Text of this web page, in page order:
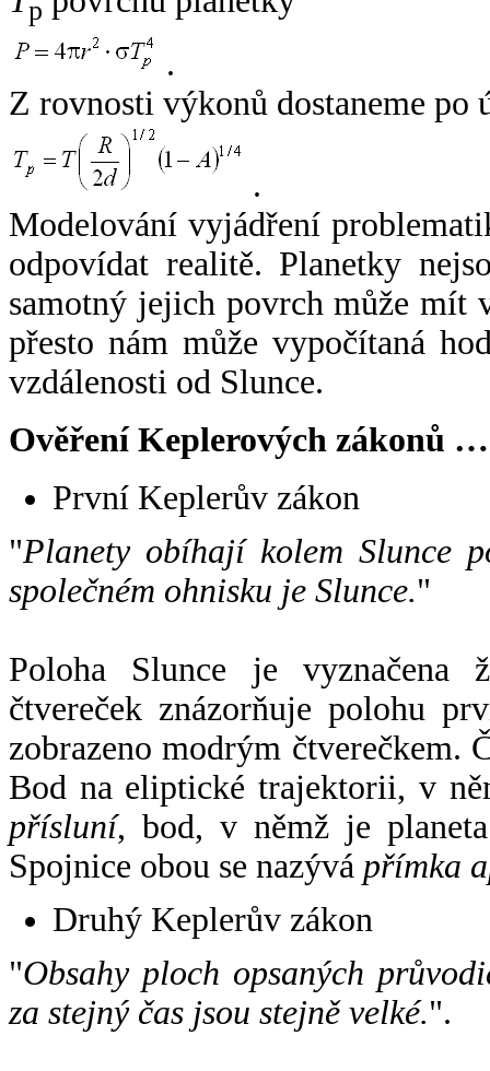
p
.
Z rovnosti výkonů dostaneme po
.
Modelování vyjádření
odpovídat realitě. Planetky
samotný jejich povrch může mít
přesto nám může vypočítaná
vzdálenosti od Slunce.
Ověření Keplerových zákonů …
První Keplerův zákon
"Planety obíhají kolem Slunce
společném ohnisku je Slunce."
Poloha Slunce je vyznačena
čtvereček znázorňuje polohu
zobrazeno modrým čtverečkem.
Bod na eliptické trajektorii, v
přísluní, bod, v němž je
Spojnice obou se nazývá přímka
Druhý Keplerův zákon
"Obsahy ploch opsaných
za stejný čas jsou stejně velké.".